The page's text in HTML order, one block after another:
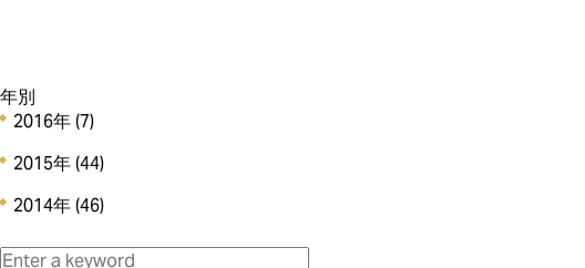
年別
2016年(7)
2015年(44)
2014年(46)